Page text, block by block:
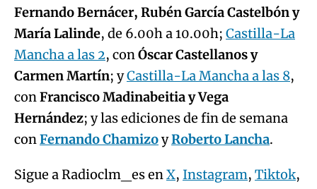
Fernando Bernácer, Rubén García Castelbón y
María Lalinde, de 6.00h a 10.00h; Castilla-La
Mancha a las 2, conÓscar Castellanos y
Carmen Martín; yCastilla-La Mancha a las 8,
conFrancisco Madinabeitia y Vega
Hernández; y las ediciones de fin de semana
conFernando ChamizoyRoberto Lancha.
Sigue a Radioclm_es enX, Instagram, Tiktok,